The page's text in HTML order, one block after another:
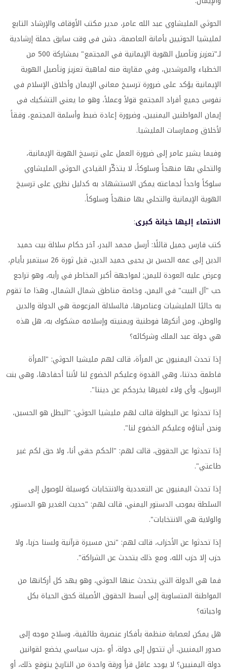
الحوثي المليشاوي عبد الله عامر، مدير مكتب الأوقاف والإرشاد التابع
لمليشيا الحوثيين بأمانة العاصمة، دشن في وقت سابق حملة إرشادية
لـ"تعزيز وتأصيل الهوية الإيمانية في المجتمع" بمشاركة 500 من
الخطباء والمرشدين، وفي مقاربة منه لماهية تعزيز وتأصيل الهوية
الإيمانية يؤكد على ضرورة ترسيخ معاني الإيمان وأخلاق الإسلام في
نفوس جميع أفراد المجتمع قولاً وعملاً، وهو ما يعني التشكيك في
إيمان المواطنين اليمنيين، وضرورة إعادة ضبط وأسلمة المجتمع، وفقاً
لأخلاق وممارسات المليشيا.
وفيما يشير عامر إلى ضرورة العمل على ترسيخ الهوية الإيمانية،
والتحلي بها منهجاً وسلوكاً، لا يتذكّر القيادي الحوثي المليشاوي
سلوكاً واحداً لجماعته يمكن الاستشهاد به كدليل نظري على ترسيخ
الهوية الإيمانية والتحلي بها منهجاً وسلوكاً.
الانتماء إليها خيانة كبرى:
كتب فارس جميل قائلًا: أرسل محمد البدر، آخر حكام سلالة بيت حميد
الدين إلى عمه الحسن بن يحيى حميد الدين، قبل ثورة 26 سبتمبر بأيام،
وعرض عليه العودة لليمن; لمواجهة أكبر المخاطر في رأيه، وهو تراجع
حب "آل البيت" في اليمن، وخاصة مناطق شمال الشمال، وهذا ما تقوم
به حاليًا المليشيات وعناصرها، فالسلالة المزعومة هي الدولة والدين
والوطن، ومن أنكرها فوطنية ويمنيته وإسلامه مشكوك به، هل هذه
هي دولة عبد الملك وشركائه؟
إذا تحدث اليمنيون عن المرأة، قالت لهم مليشيا الحوثي: "المرأة
فاطمة جدتنا، وهي القدوة وعليكم الخضوع لنا لأننا أحفادها، وهي بنت
الرسول، وأي ولاء لغيرها يخرجكم عن ديننا".
إذا تحدثوا عن البطولة قالت لهم مليشيا الحوثي: "البطل هو الحسين،
ونحن أبناؤه وعليكم الخضوع لنا".
إذا تحدثوا عن الحقوق، قالت لهم: "الحكم حقي أنا، ولا حق لكم غير
طاعتي".
إذا تحدث اليمنيون عن التعددية والانتخابات كوسيلة للوصول إلى
السلطة بموجب الدستور اليمني، قالت لهم: "حديث الغدير هو الدستور،
والولاية هي الانتخابات".
إذا تحدثوا عن الأحزاب، قالت لهم: "نحن مسيرة قرآنية ولسنا حزبا، ولا
حزب إلا حزب الله، ومع ذلك يتحدث عن الشراكة".
فما هي الدولة التي يتحدث عنها الحوثي، وهو يهد كل أركانها من
المواطنة المتساوية إلى أبسط الحقوق الأصيلة كحق الحياة بكل
واجباته؟
هل يمكن لعصابة منظمة بأفكار عنصرية طائفية، وسلاح موجه إلى
صدور اليمنيين، أن تتحول إلى دولة، أو ،حزب سياسي يخضع لقوانين
دولة اليمنيين؟ لا يوجد عاقل قرأ ورقة واحدة من التاريخ يتوقع ذلك، أو